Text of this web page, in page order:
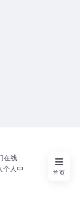
在线
个人中
首页